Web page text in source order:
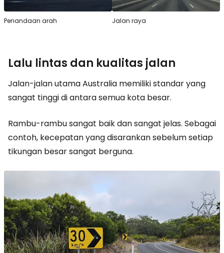
Penandaan arah Jalan raya
Lalu lintas dan kualitas jalan
Jalan-jalan utama Australia memiliki standar yang
sangat tinggi di antara semua kota besar.
Rambu-rambu sangat baik dan sangat jelas. Sebagai
contoh, kecepatan yang disarankan sebelum setiap
tikungan besar sangat berguna.